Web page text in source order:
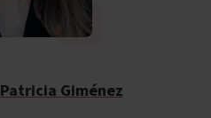
Patricia Giménez